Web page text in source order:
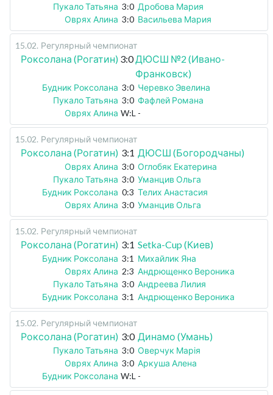
Пукало Татьяна 3:0 Дробова Мария
Оврях Алина 3:0 Васильева Мария
15.02. Регулярный чемпионат
Роксолана (Рогатин) 3:0 ДЮСШ №2 (Ивано-
Франковск)
Будник Роксолана 3:0 Черевко Эвелина
Пукало Татьяна 3:0 Фафлей Романа
Оврях Алина W:L -
15.02. Регулярный чемпионат
Роксолана (Рогатин) 3:1 ДЮСШ (Богородчаны)
Оврях Алина 3:0 Оглобяк Екатерина
Пукало Татьяна 3:0 Уманцив Ольга
Будник Роксолана 0:3 Телих Анастасия
Оврях Алина 3:0 Уманцив Ольга
15.02. Регулярный чемпионат
Роксолана (Рогатин) 3:1 Setka-Cup (Киев)
Будник Роксолана 3:1 Михайлик Яна
Оврях Алина 2:3 Андрющенко Вероника
Пукало Татьяна 3:0 Андреева Лилия
Будник Роксолана 3:1 Андрющенко Вероника
15.02. Регулярный чемпионат
Роксолана (Рогатин) 3:0 Динамо (Умань)
Пукало Татьяна 3:0 Оверчук Марія
Оврях Алина 3:0 Аркуша Алена
Будник Роксолана W:L -